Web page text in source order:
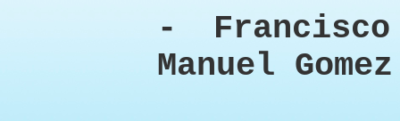
- Francisco
Manuel